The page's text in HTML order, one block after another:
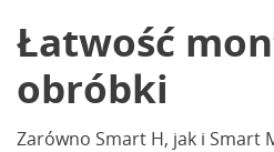
Łatwość
obróbki
Zarówno Smart H, jak i Smart